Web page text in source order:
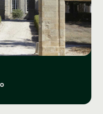
% de cabernet-
et 29 % de merlot.
35 ans. Les plus vieux
en 1921. Les
hl/ha. Les 41 hectares